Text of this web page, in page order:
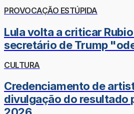
PROVOCAÇÃO ESTÚPIDA
Lula volta a criticar
secretário de Trump
CULTURA
Credenciamento de
divulgação do resultado